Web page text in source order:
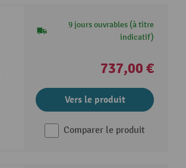
9 jours ouvrables (à titre
indicatif)
737,00 €
Vers le produit
Comparer le produit